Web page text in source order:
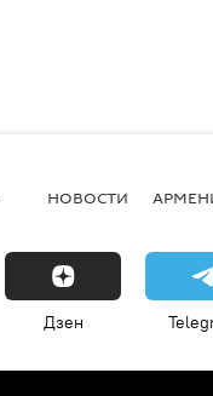
НОВОСТИ
Дзен